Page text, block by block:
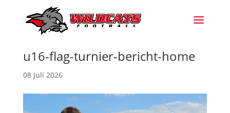
u16-flag-turnier-bericht-home
08 Juli 2026